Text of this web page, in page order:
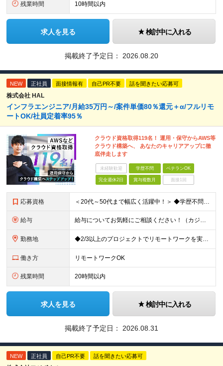
残業時間 10時間以内
求人を見る 検討中に入れる
掲載終了予定日： 2026.08.20
NEW 正社員 面接情報有 自己PR不要 話を聞きたい応募可
株式会社 HAL
インフラエンジニア/月給35万円～/案件単価80％還元＋α/フルリモ
ートOK/社員定着率95％
クラウド資格取得119名！ 運用・保守からAWS等
クラウド構築へ、 あなたのキャリアアップに徹
底伴走します
未経験歓迎 学歴不問 ベテランOK
完全週休2日 賞与複数月 面接1回
応募資格 ＜20代～50代まで幅広く活躍中！＞ ◆学歴不問 ◆何らかのインフラ関連の実務経験 ★経験年数不問/運用監視レベルも歓迎 ＜こんな方は大歓迎！＞ ◎今の収入に不満がある ◎もっと上流の案件で活躍した
給与 給与についてお気軽にご相談ください！（カジュアル面談可能） 月給35万円～＋各種手当＋賞与2回 ※固定残業代は、時間外労働の有無に関わらず40時間分を87,500円～支給 ※超過分は別途支給 ※試用
勤務地 ◆2/3以上のプロジェクトでリモートワークを実施中！ ≪自社拠点≫ ・東京本社／東京都千代田区丸の内二丁目6番1号 丸の内パークビルディング6階 ・関西支社／⼤阪府⼤阪市中央区安⼟町2-3-13 ⼤
働き方 リモートワークOK
残業時間 20時間以内
求人を見る 検討中に入れる
掲載終了予定日： 2026.08.31
NEW 正社員 自己PR不要 話を聞きたい応募可